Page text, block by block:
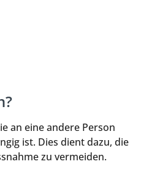
an eine andere Person
ist. Dies dient dazu, die
zu vermeiden.